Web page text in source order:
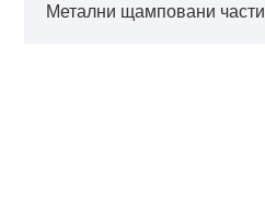
Метални щамповани части